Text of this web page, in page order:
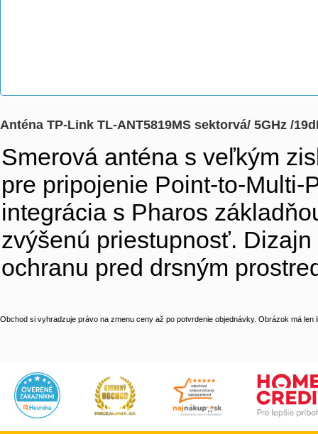
Anténa TP-Link TL-ANT5819MS sektorvá/ 5GHz /
Smerová anténa s veľkým
pre pripojenie Point-to-Multi-
integrácia s Pharos
zvýšenú priestupnosť.
ochranu pred drsným
Obchod si vyhradzuje právo na zmenu ceny až po potvrdenie objednávky. Obrázok má len